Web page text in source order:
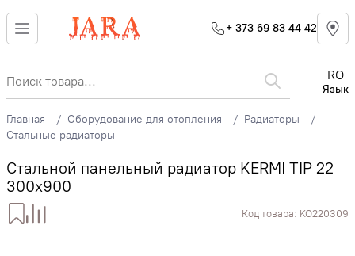
+ 373 69 83 44 42
RO
Язык
Главная Оборудование для отопления
Радиаторы
Стальные радиаторы
Стальной панельный радиатор KERMI TIP 22
300x900
Код товара: KO220309